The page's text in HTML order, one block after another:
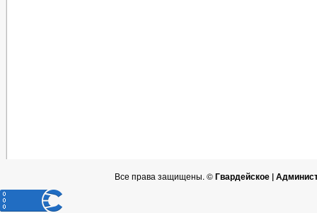
Все права защищены. ©Гвардейское |